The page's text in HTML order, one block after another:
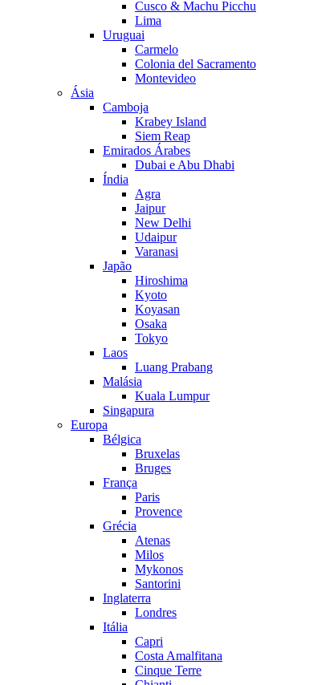
Cusco & Machu Picchu
Lima
Uruguai
Carmelo
Colonia del Sacramento
Montevideo
Ásia
Camboja
Krabey Island
Siem Reap
Emirados Árabes
Dubai e Abu Dhabi
Índia
Agra
Jaipur
New Delhi
Udaipur
Varanasi
Japão
Hiroshima
Kyoto
Koyasan
Osaka
Tokyo
Laos
Luang Prabang
Malásia
Kuala Lumpur
Singapura
Europa
Bélgica
Bruxelas
Bruges
França
Paris
Provence
Grécia
Atenas
Milos
Mykonos
Santorini
Inglaterra
Londres
Itália
Capri
Costa Amalfitana
Cinque Terre